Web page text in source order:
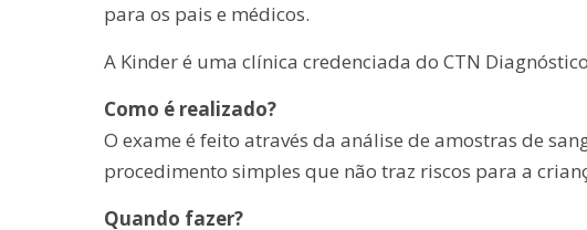
para os pais e médicos.
A Kinder é uma clínica credenciada do CTN
Como é realizado?
O exame é feito através da análise de amostras de
procedimento simples que não traz riscos para a
Quando fazer?